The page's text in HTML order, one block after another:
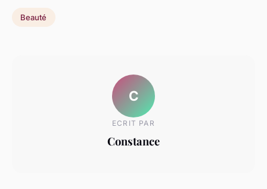
Beauté
C
ECRIT PAR
Constance